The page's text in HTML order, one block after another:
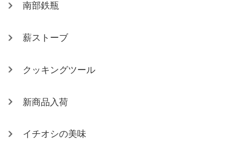
南部鉄瓶
薪ストーブ
クッキングツール
新商品入荷
イチオシの美味